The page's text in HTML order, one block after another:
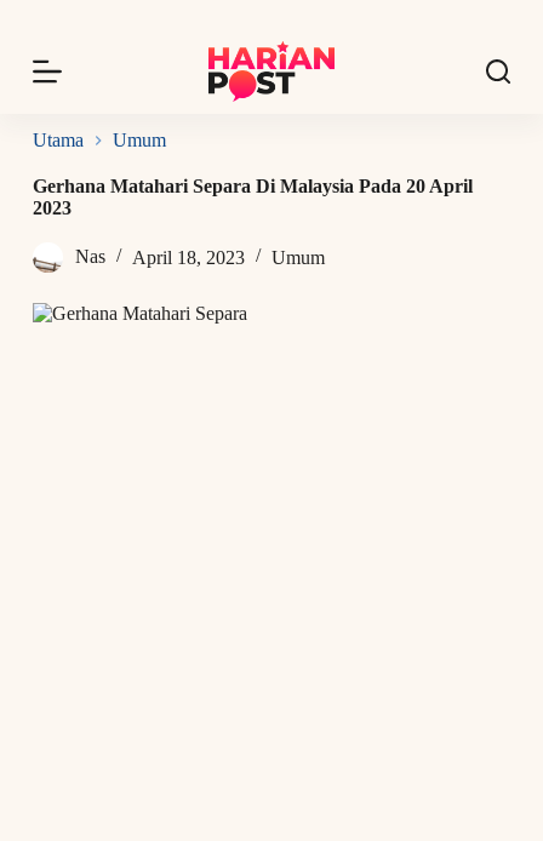
p
o
n
Utama Umum
Gerhana Matahari Separa Di Malaysia Pada 20 April
2023
Nas April 18, 2023 Umum